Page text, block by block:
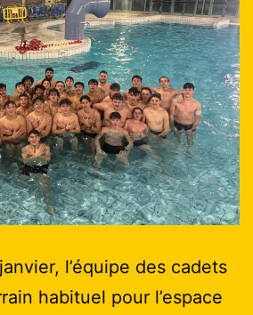
l’équipe des cadets
habituel pour l’espace